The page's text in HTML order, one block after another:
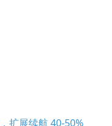
扩展续航 40-50%